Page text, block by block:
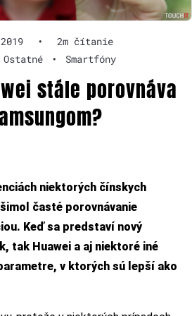
•
2m čítanie
Ostatné • Smartfóny
stále porovnáva
niektorých čínskych
časté porovnávanie
Keď sa predstaví nový
tak Huawei a aj niektoré iné
v ktorých sú lepší ako